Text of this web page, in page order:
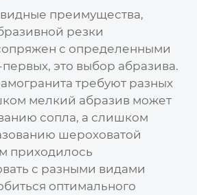
преимущества,
резки
с определенными
это выбор абразива.
требуют разных
мелкий абразив может
сопла, а слишком
шероховатой
приходилось
с разными видами
оптимального